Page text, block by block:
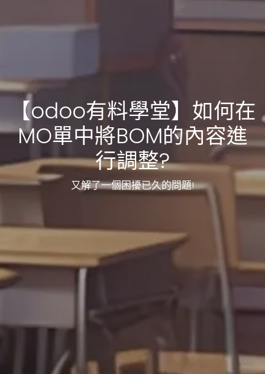
【odoo有料學堂】如何在
MO單中將BOM的內容進
行調整?
又解了一個困擾已久的問題!